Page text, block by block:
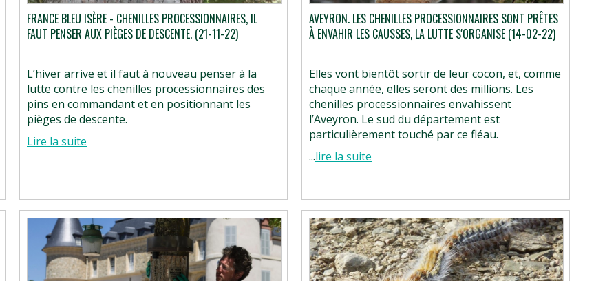
FRANCE BLEU ISÈRE - CHENILLES PROCESSIONNAIRES, IL
FAUT PENSER AUX PIÈGES DE DESCENTE. (21-11-22)
L’hiver arrive et il faut à nouveau penser à la
lutte contre les chenilles processionnaires des
pins en commandant et en positionnant les
pièges de descente.
Lire la suite
AVEYRON. LES CHENILLES PROCESSIONNAIRES SONT PRÊTES
À ENVAHIR LES CAUSSES, LA LUTTE S'ORGANISE (14-02-22)
Elles vont bientôt sortir de leur cocon, et, comme
chaque année, elles seront des millions. Les
chenilles processionnaires envahissent
l’Aveyron. Le sud du département est
particulièrement touché par ce fléau.
...lire la suite